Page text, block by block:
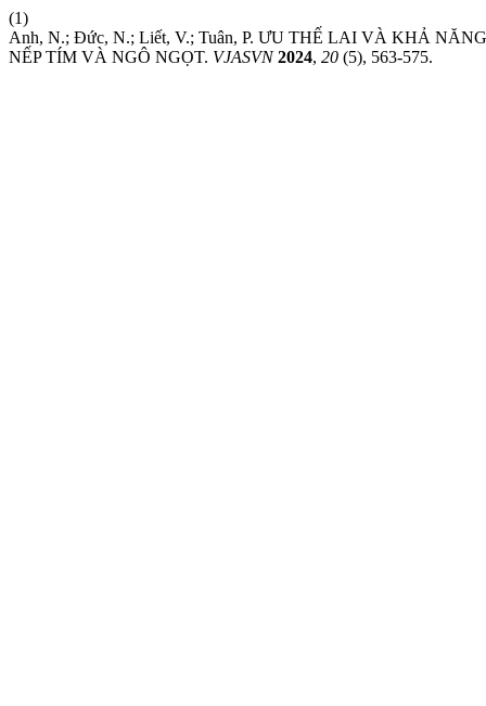
(1)
Anh, N.; Đức, N.; Liết, V.; Tuân, P. ƯU THẾ LAI VÀ KHẢ
NẾP TÍM VÀ NGÔ NGỌT. VJASVN 2024, 20 (5), 563-575.